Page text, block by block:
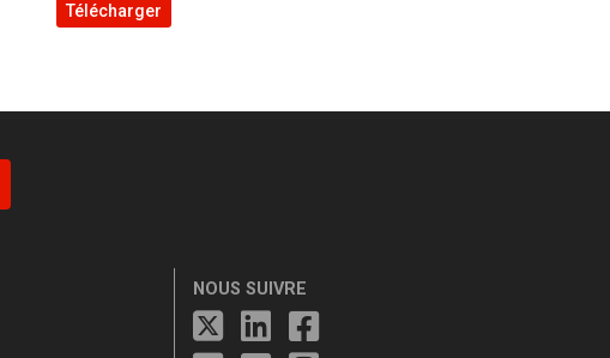
Télécharger
NOUS SUIVRE